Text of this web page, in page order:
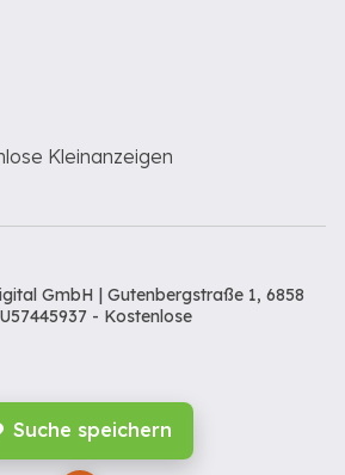
Suche speichern
Kleinanzeigen
GmbH | Gutenbergstraße 1, 6858
- Kostenlose